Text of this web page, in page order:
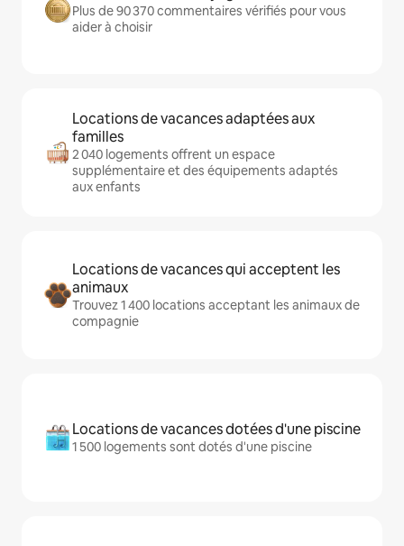
Plus de 90 370 commentaires vérifiés pour vous
aider à choisir
Locations de vacances adaptées aux
familles
2 040 logements offrent un espace
supplémentaire et des équipements adaptés
aux enfants
Locations de vacances qui acceptent les
animaux
Trouvez 1 400 locations acceptant les animaux de
compagnie
Locations de vacances dotées d'une piscine
1 500 logements sont dotés d'une piscine